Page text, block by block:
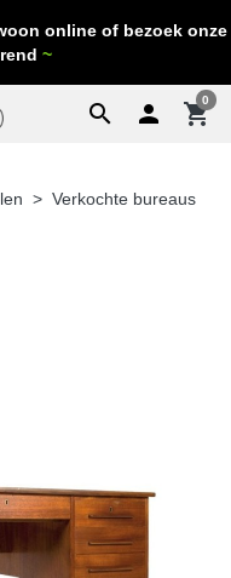
online of bezoek onze
~
search  shopping_cart
0
Verkochte bureaus